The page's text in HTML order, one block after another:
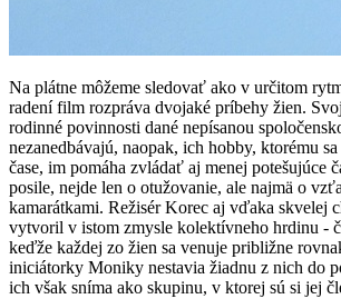
Na plátne môžeme sledovať ako v určitom
radení film rozpráva dvojaké príbehy žien.
rodinné povinnosti dané nepísanou
nezanedbávajú, naopak, ich hobby, ktorému
čase, im pomáha zvládať aj menej potešujúce
posile, nejde len o otužovanie, ale najmä o
kamarátkami. Režisér Korec aj vďaka skvelej
vytvoril v istom zmysle kolektívneho hrdinu -
keďže každej zo žien sa venuje približne
iniciátorky Moniky nestavia žiadnu z nich do
ich však sníma ako skupinu, v ktorej sú si jej